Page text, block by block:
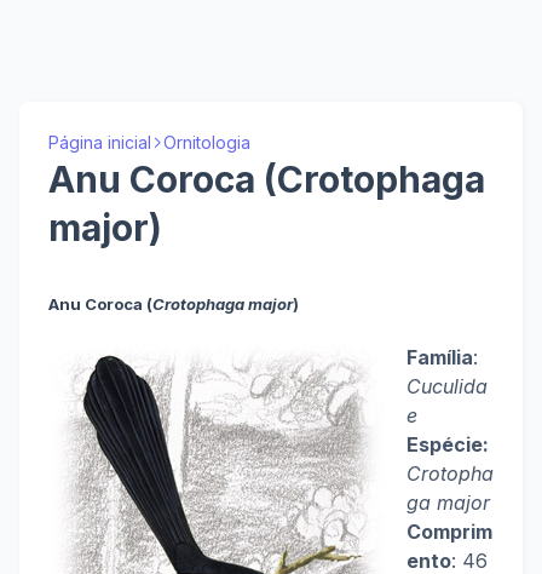
Página inicial Ornitologia
Anu Coroca (Crotophaga
major)
Anu Coroca (Crotophaga major)
Família:
Cuculida
e
Espécie:
Crotopha
ga major
Comprim
ento: 46